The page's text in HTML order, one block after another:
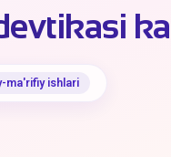
ma'rifiy ishlari